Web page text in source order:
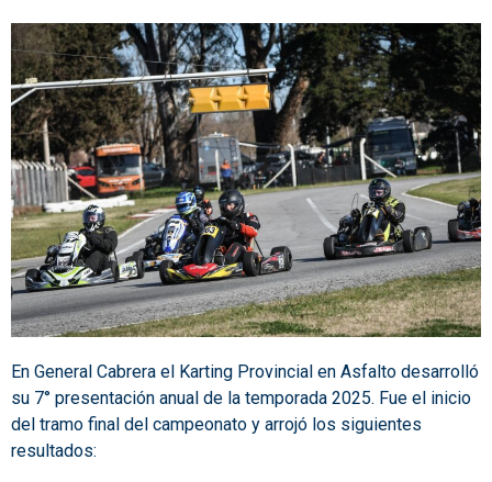
En General Cabrera el Karting Provincial en Asfalto desarrolló
su 7° presentación anual de la temporada 2025. Fue el inicio
del tramo final del campeonato y arrojó los siguientes
resultados: